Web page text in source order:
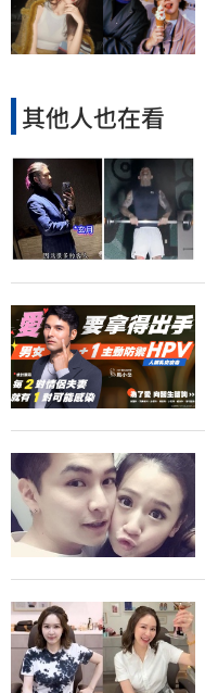
其他人也在看